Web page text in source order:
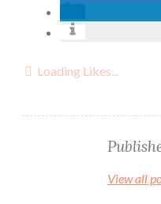
Loading Likes...
View all